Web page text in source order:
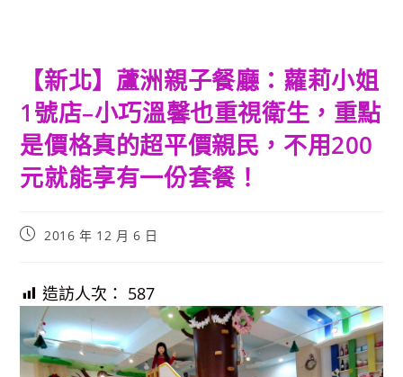
【新北】蘆洲親子餐廳：蘿莉小姐
1號店–小巧溫馨也重視衛生，重點
是價格真的超平價親民，不用200
元就能享有一份套餐！
Post2016 年 12 月 6 日
造訪人次： 587